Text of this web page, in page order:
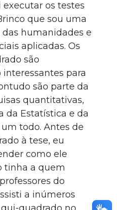
executar os testes
que sou uma
humanidades e
aplicadas. Os
são
para
são parte da
quantitativas,
da Estatística e da
todo. Antes de
à tese, eu
como ele
tinha a quem
do
a inúmeros